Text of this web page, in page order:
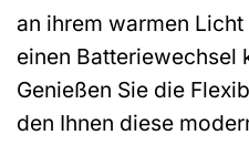
an ihrem warmen
einen Batteriewechsel
Genießen Sie die
den Ihnen diese